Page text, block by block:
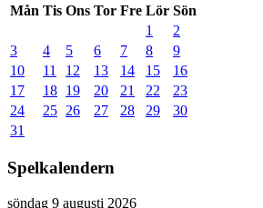
Mån Tis Ons Tor Fre Lör Sön
1
2
3
4 5 6 7 8
9
10
11 12 13 14 15
16
17
18 19 20 21 22
23
24
25 26 27 28 29
30
31
Spelkalendern
söndag 9 augusti 2026